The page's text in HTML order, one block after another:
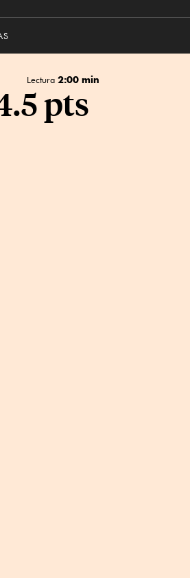
Lectura 2:00 min
pts